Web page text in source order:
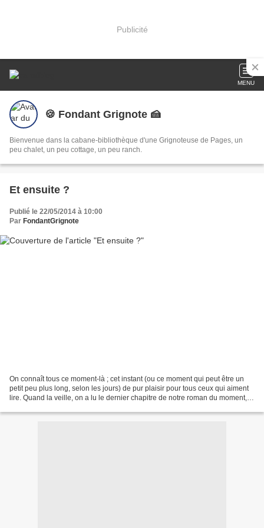
Publicité
MENU
🍪 Fondant Grignote 🍰
Bienvenue dans la cabane-bibliothèque d'une Grignoteuse de Pages, un
peu chalet, un peu cottage, un peu ranch.
Et ensuite ?
Publié le 22/05/2014 à 10:00
Par FondantGrignote
On connaît tous ce moment-là ; cet instant (ou ce moment qui peut être un
petit peu plus long, selon les jours) de pur plaisir pour tous ceux qui aiment
lire. Quand la veille, on a lu le dernier chapitre de notre roman du moment,